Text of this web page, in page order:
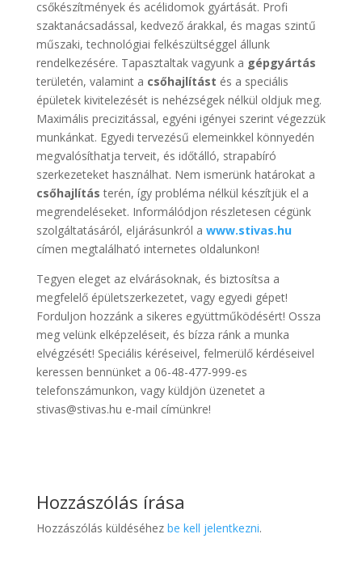
csőkészítmények és acélidomok gyártását. Profi
szaktanácsadással, kedvező árakkal, és magas szintű
műszaki, technológiai felkészültséggel állunk
rendelkezésére. Tapasztaltak vagyunk a gépgyártás
területén, valamint a csőhajlítást és a speciális
épületek kivitelezését is nehézségek nélkül oldjuk meg.
Maximális precizitással, egyéni igényei szerint végezzük
munkánkat. Egyedi tervezésű elemeinkkel könnyedén
megvalósíthatja terveit, és időtálló, strapabíró
szerkezeteket használhat. Nem ismerünk határokat a
csőhajlítás terén, így probléma nélkül készítjük el a
megrendeléseket. Informálódjon részletesen cégünk
szolgáltatásáról, eljárásunkról a www.stivas.hu
címen megtalálható internetes oldalunkon!
Tegyen eleget az elvárásoknak, és biztosítsa a
megfelelő épületszerkezetet, vagy egyedi gépet!
Forduljon hozzánk a sikeres együttműködésért! Ossza
meg velünk elképzeléseit, és bízza ránk a munka
elvégzését! Speciális kéréseivel, felmerülő kérdéseivel
keressen bennünket a 06-48-477-999-es
telefonszámunkon, vagy küldjön üzenetet a
stivas@stivas.hu e-mail címünkre!
Hozzászólás írása
Hozzászólás küldéséhez be kell jelentkezni.